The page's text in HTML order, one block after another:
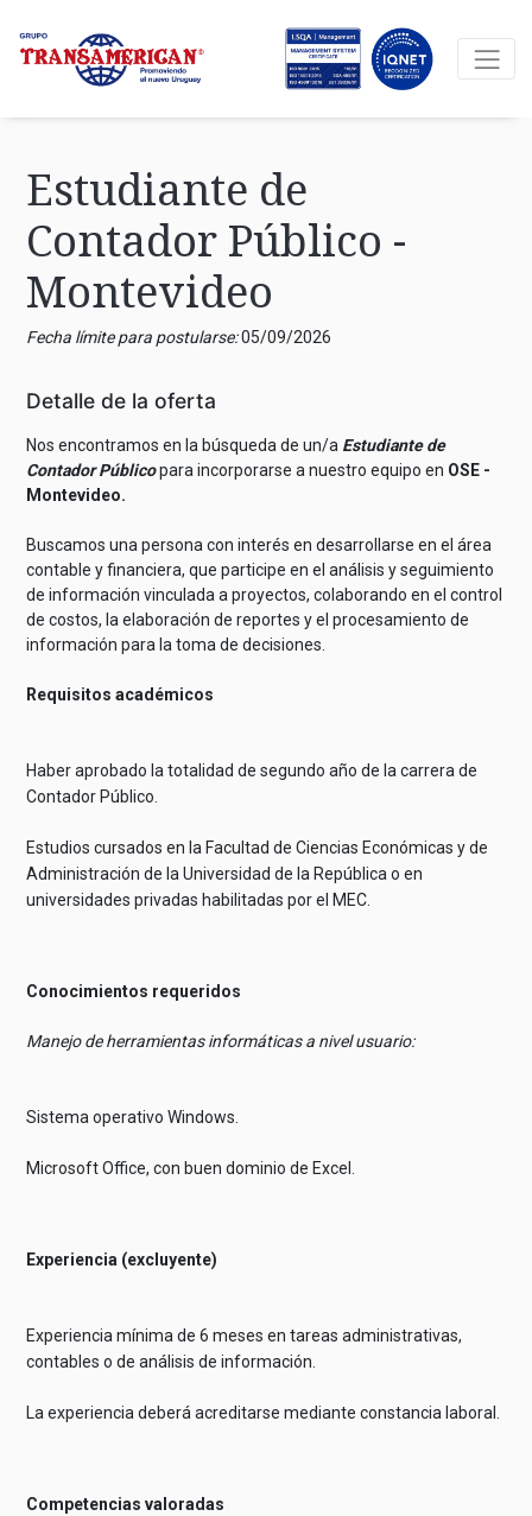
Estudiante de
Contador Público -
Montevideo
Fecha límite para postularse:05/09/2026
Detalle de la oferta
Nos encontramos en la búsqueda de un/a Estudiante de
Contador Públicopara incorporarse a nuestro equipo en OSE -
Montevideo.
Buscamos una persona con interés en desarrollarse en el área
contable y financiera, que participe en el análisis y seguimiento
de información vinculada a proyectos, colaborando en el control
de costos, la elaboración de reportes y el procesamiento de
información para la toma de decisiones.
Requisitos académicos
Haber aprobado la totalidad de segundo año de la carrera de
Contador Público.
Estudios cursados en la Facultad de Ciencias Económicas y de
Administración de la Universidad de la República o en
universidades privadas habilitadas por el MEC.
Conocimientos requeridos
Manejo de herramientas informáticas a nivel usuario:
Sistema operativo Windows.
Microsoft Office, con buen dominio de Excel.
Experiencia (excluyente)
Experiencia mínima de 6 meses en tareas administrativas,
contables o de análisis de información.
La experiencia deberá acreditarse mediante constancia laboral.
Competencias valoradas